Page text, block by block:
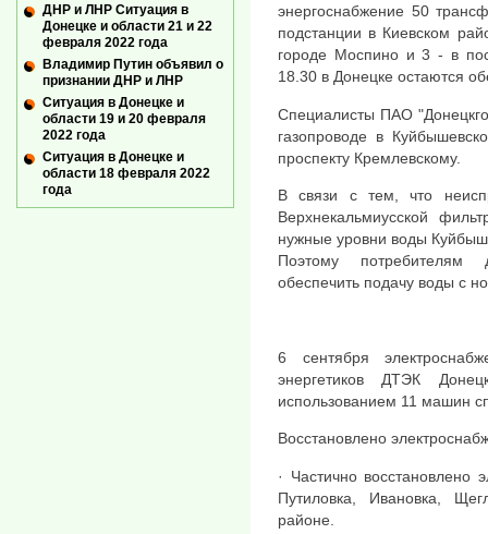
энергоснабжение 50
подстанции в Киевском
городе Моспино и 3 - в
18.30 в Донецке остаются
Специалисты ПАО
газопроводе в
проспекту Кремлевскому.
В связи с тем, что
Верхнекальмиусской
нужные уровни воды
Поэтому потребителям
обеспечить подачу воды с
6 сентября
энергетиков ДТЭК
использованием 11 машин
Восстановлено
· Частично восстановлено
Путиловка, Ивановка,
районе.
ДНР и ЛНР Ситуация в
Донецке и области 21 и 22
февраля 2022 года
Владимир Путин объявил о
признании ДНР и ЛНР
Ситуация в Донецке и
области 19 и 20 февраля
2022 года
Ситуация в Донецке и
области 18 февраля 2022
года